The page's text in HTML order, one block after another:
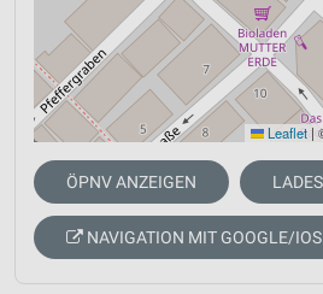
Leaflet |
ÖPNV ANZEIGEN
NAVIGATION MIT GOOGLE/